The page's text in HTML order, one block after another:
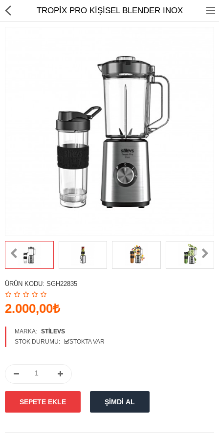
UYKU KOLEKSİYONU
KAMPANYALAR
Karşılaştırmak
Favori
Ürünlerim (0)
Diller
TROPİX PRO KİŞİSEL BLENDER INOX
ÜRÜN KODU: SGH22835
2.000,00₺
MARKA: STILEVS
STOK DURUMU:
STOKTA VAR